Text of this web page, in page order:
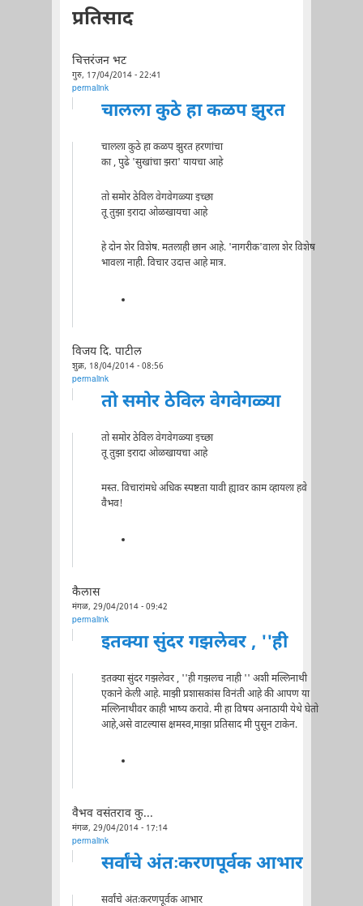
प्रतिसाद
चित्तरंजन भट
गुरु, 17/04/2014 - 22:41
permalink
चालला कुठे हा कळप झुरत
चालला कुठे हा कळप झुरत हरणांचा
का , पुढे 'सुखांचा झरा' यायचा आहे
तो समोर ठेविल वेगवेगळ्या इच्छा
तू तुझा इरादा ओळखायचा आहे
हे दोन शेर विशेष. मतलाही छान आहे. 'नागरीक'वाला शेर विशेष
भावला नाही. विचार उदात्त आहे मात्र.
विजय दि. पाटील
शुक्र, 18/04/2014 - 08:56
permalink
तो समोर ठेविल वेगवेगळ्या
तो समोर ठेविल वेगवेगळ्या इच्छा
तू तुझा इरादा ओळखायचा आहे
मस्त. विचारांमधे अधिक स्पष्टता यावी ह्यावर काम व्हायला हवे
वैभव!
कैलास
मंगळ, 29/04/2014 - 09:42
permalink
इतक्या सुंदर गझलेवर , ''ही
इतक्या सुंदर गझलेवर , ''ही गझलच नाही '' अशी मल्लिनाथी
एकाने केली आहे. माझी प्रशासकांस विनंती आहे की आपण या
मल्लिनाथीवर काही भाष्य करावे. मी हा विषय अनाठायी येथे घेतो
आहे,असे वाटल्यास क्षमस्व,माझा प्रतिसाद मी पुसून टाकेन.
वैभव वसंतराव कु...
मंगळ, 29/04/2014 - 17:14
permalink
सर्वांचे अंतःकरणपूर्वक आभार
सर्वांचे अंतःकरणपूर्वक आभार